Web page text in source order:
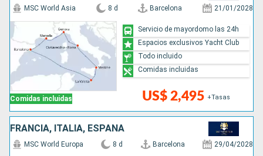
Comidas incluidas
MSC World Asia 8 d Barcelona 21/01/2028
US$ 2,495 +Tasas
Servicio de mayordomo las 24h
Espacios exclusivos Yacht Club
Todo incluido
Comidas incluidas
FRANCIA, ITALIA, ESPAÑA
MSC World Europa 8 d Barcelona 29/04/2028